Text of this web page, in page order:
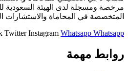
مرخصة ومسجلة لدى الهيئة السعودية
المتخصصة في المحاماة والاستشارات
Twitter Instagram Whatsapp Whatsapp
روابط مهمة